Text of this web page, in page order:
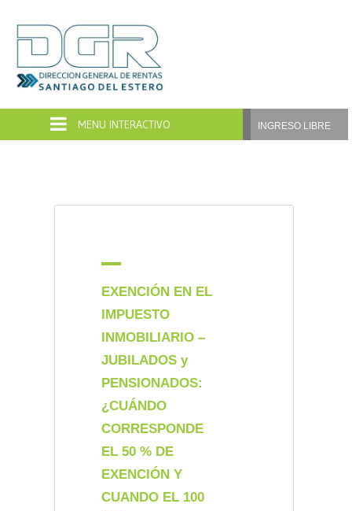
INGRESO LIBRE
A
EXENCIÓN EN EL
IMPUESTO
INMOBILIARIO –
JUBILADOS y
PENSIONADOS:
¿CUÁNDO
CORRESPONDE
EL 50 % DE
EXENCIÓN Y
CUANDO EL 100